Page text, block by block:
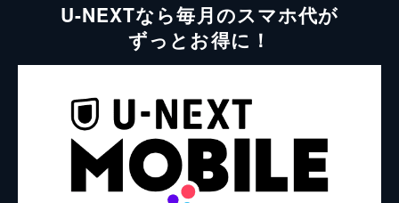
U-NEXTなら毎月のスマホ代が
ずっとお得に！